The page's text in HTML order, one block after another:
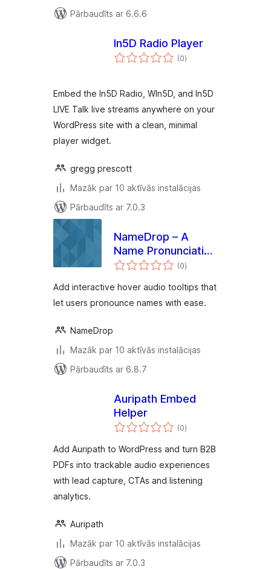
Pārbaudīts ar 6.6.6
In5D Radio Player
(0vērtējumu
kopsumma
)
Embed the In5D Radio, WIn5D, and In5D
LIVE Talk live streams anywhere on your
WordPress site with a clean, minimal
player widget.
gregg prescott
Mazāk par 10 aktīvās instalācijas
Pārbaudīts ar 7.0.3
NameDrop – A
Name Pronunciation
Service
(0vērtējumu
kopsumma
)
Add interactive hover audio tooltips that
let users pronounce names with ease.
NameDrop
Mazāk par 10 aktīvās instalācijas
Pārbaudīts ar 6.8.7
Auripath Embed
Helper
(0vērtējumu
kopsumma
)
Add Auripath to WordPress and turn B2B
PDFs into trackable audio experiences
with lead capture, CTAs and listening
analytics.
Auripath
Mazāk par 10 aktīvās instalācijas
Pārbaudīts ar 7.0.3